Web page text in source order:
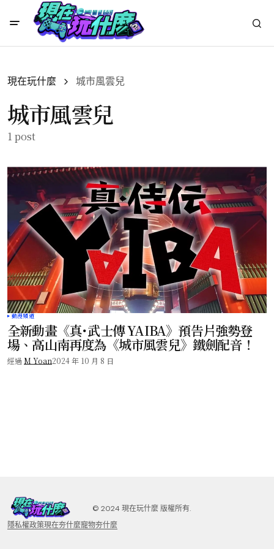
現在玩什麼 城市風雲兒
城市風雲兒
1 post
動漫頻道
全新動畫《真･武士傳 YAIBA》預告片強勢登
場、高山南再度為《城市風雲兒》鐵劍配音！
經過 M Yoan2024 年 10 月 8 日
©️ 2024 現在玩什麼 版權所有.
隱私權政策現在夯什麼寵物夯什麼